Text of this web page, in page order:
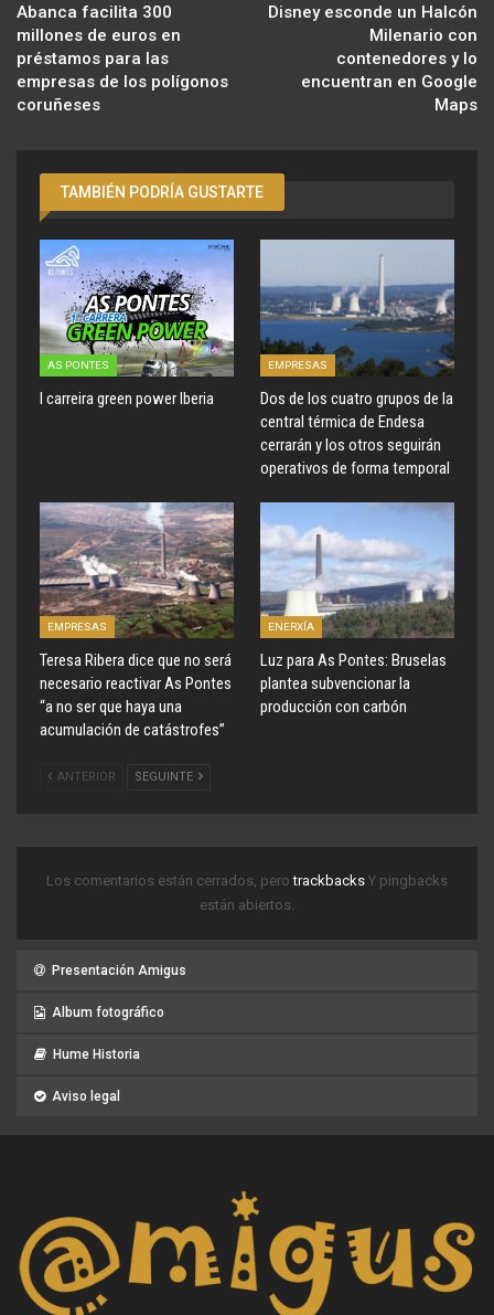
Abanca facilita 300
millones de euros en
préstamos para las
empresas de los polígonos
coruñeses
Disney esconde un Halcón
Milenario con
contenedores y lo
encuentran en Google
Maps
TAMBIÉN PODRÍA GUSTARTE
AS PONTES
I carreira green power Iberia
EMPRESAS
Dos de los cuatro grupos de la
central térmica de Endesa
cerrarán y los otros seguirán
operativos de forma temporal
EMPRESAS
Teresa Ribera dice que no será
necesario reactivar As Pontes
“a no ser que haya una
acumulación de catástrofes”
ENERXÍA
Luz para As Pontes: Bruselas
plantea subvencionar la
producción con carbón
ANTERIOR SEGUINTE
Los comentarios están cerrados, perotrackbacks Y pingbacks
están abiertos.
Presentación Amigus
Album fotográfico
Hume Historia
Aviso legal